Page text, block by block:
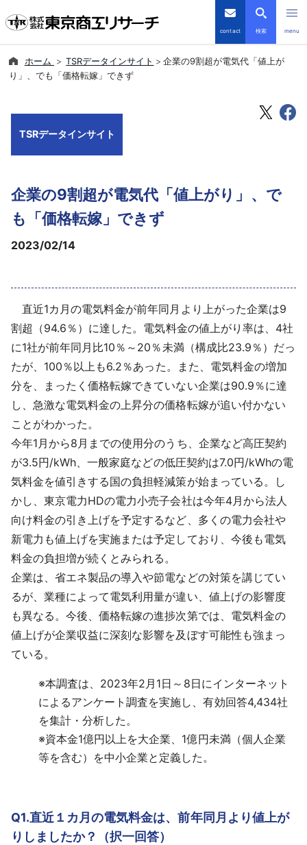
contact 検索 menu
倒産・注目企業情報
会社案内
導入事例
採用情報
English
ホーム TSRデータインサイト
企業の9割超が電気代「値上が
り」、でも「価格転嫁」できず
TSRデータインサイト
企業の9割超が電気代「値上がり」、で
も「価格転嫁」できず
2023/02/14
直近1カ月の電気料金が前年同月より上がった企業は9
割超（94.6％）に達した。電気料金の値上がり率は、4社
に1社が前年同月比10％～20％未満（構成比23.9％）だっ
たが、100％以上も6.2％あった。また、電気料金の増加
分を、まったく価格転嫁できていない企業は90.9％に達
し、急激な電気料金の上昇分の価格転嫁が追い付かない
ことがわかった。
今年1月から8月までの使用分のうち、企業など高圧契約
が3.5円/kWh、一般家庭などの低圧契約は7.0円/kWhの電
気料金を値引きする国の負担軽減策が始まっている。し
かし、東京電力HDの電力小売子会社は今年4月から法人
向け料金の引き上げを予定するなど、多くの電力会社や
新電力も値上げを実施または予定しており、今後も電気
料金の負担増が続くとみられる。
企業は、省エネ製品の導入や節電などの対策を講じてい
るが、業種によって電気利用量が違い、値上げの影響度
も異なる。今後、価格転嫁の進捗次第では、電気料金の
値上げが企業収益に深刻な影響を及ぼす可能性も強まっ
ている。
※本調査は、2023年2月1日～8日にインターネット
によるアンケート調査を実施し、有効回答4,434社
を集計・分析した。
※資本金1億円以上を大企業、1億円未満（個人企業
等を含む）を中小企業と定義した。
Q1.直近１カ月の電気料金は、前年同月より値上が
りしましたか？（択一回答）